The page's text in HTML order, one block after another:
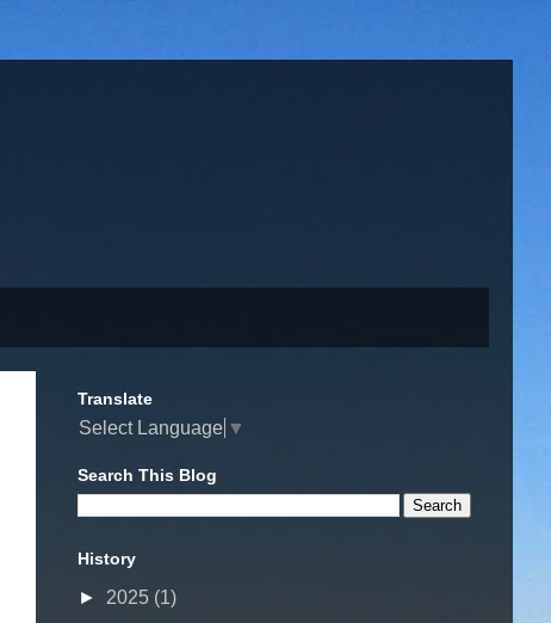
Translate
Select Language ▼
Search This Blog
History
► 2025 (1)